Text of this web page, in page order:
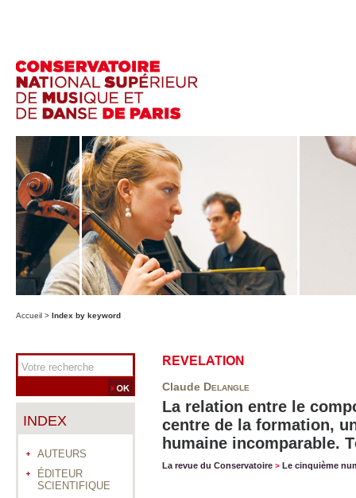
Accueil > Index by keyword
INDEX
AUTEURS
ÉDITEUR
SCIENTIFIQUE
REVELATION
Claude Delangle
La relation entre le
centre de la formation,
humaine incomparable.
La revue du Conservatoire > Le cinquième